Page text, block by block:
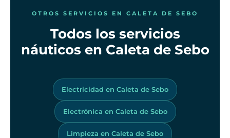
OTROS SERVICIOS EN CALETA DE SEBO
Todos los servicios
náuticos en Caleta de Sebo
Electricidad en Caleta de Sebo
Electrónica en Caleta de Sebo
Limpieza en Caleta de Sebo